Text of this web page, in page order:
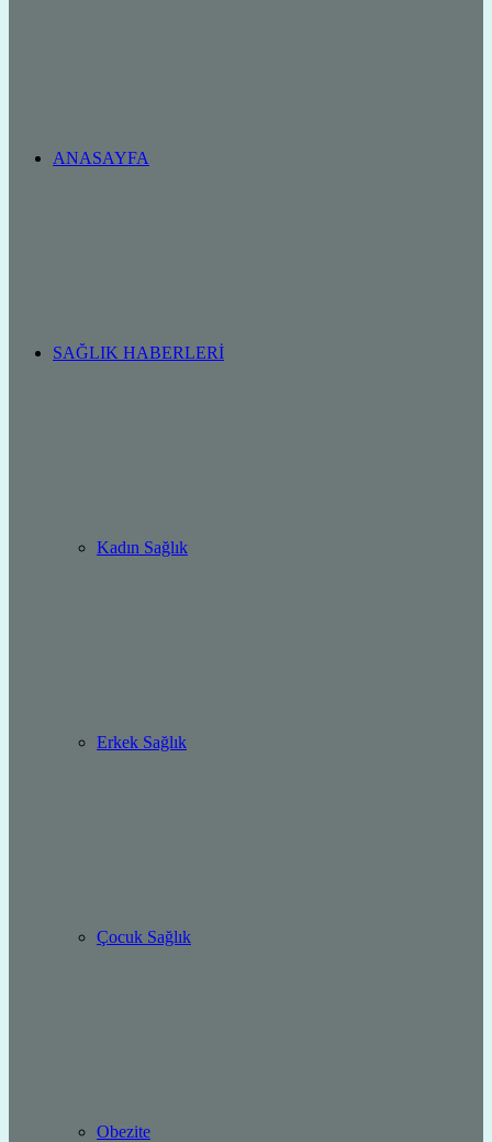
ANASAYFA
SAĞLIK HABERLERI
Kadın Sağlık
Erkek Sağlık
Çocuk Sağlık
Obezite